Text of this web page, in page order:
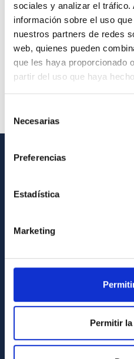
sociales y analizar el tráfico.
información sobre el uso
nuestros partners de redes
web, quienes pueden
que les haya proporcionado
partir del uso que haya
Necesarias
Preferencias
Estadística
Marketing
Permitir
Contact
List of personnel
ABOUT THE IAC
Transparency